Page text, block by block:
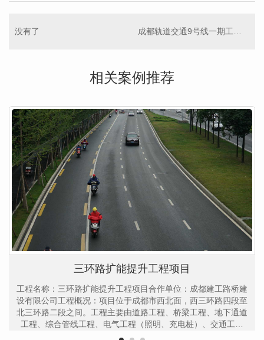
没有了
相关案例推荐
三环路扩能提升工程项目
工程名称：三环路扩能提升工程项目合作单位：成都建工路桥建
设有限公司工程概况：项目位于成都市西北面，西三环路四段至
北三环路二段之间。工程主要由道路工程、桥梁工程、地下通道
工程、综合管线工程、电气工程（照明、充电桩）、交通工程
（含智能交通工程预埋）等组成。项目工程于2019年6月28日竣